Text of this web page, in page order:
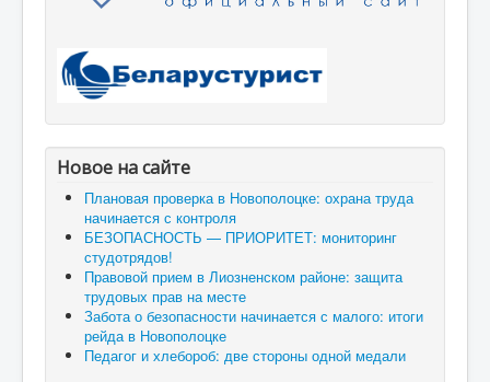
Новое на сайте
Плановая проверка в Новополоцке: охрана труда
начинается с контроля
БЕЗОПАСНОСТЬ — ПРИОРИТЕТ: мониторинг
студотрядов!
Правовой прием в Лиозненском районе: защита
трудовых прав на месте
Забота о безопасности начинается с малого: итоги
рейда в Новополоцке
Педагог и хлебороб: две стороны одной медали